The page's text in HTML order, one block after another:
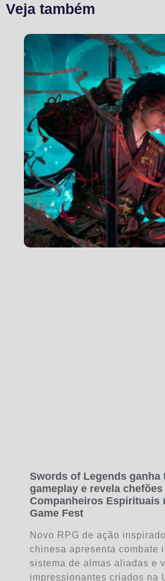
Veja também
Swords of Legends ganha
gameplay e revela chefões
Companheiros Espirituais
Game Fest
Novo RPG de ação
chinesa apresenta combate
sistema de almas aliadas e
impressionantes criados na